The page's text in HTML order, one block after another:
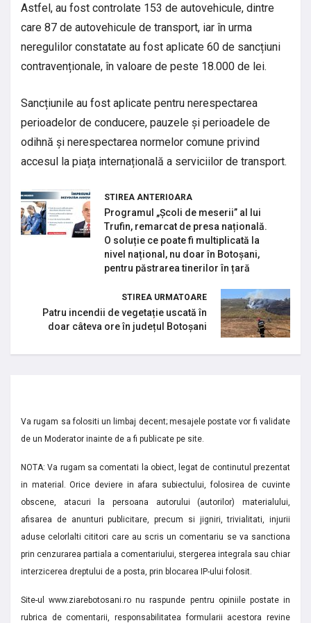
Astfel, au fost controlate 153 de autovehicule, dintre
care 87 de autovehicule de transport, iar în urma
neregulilor constatate au fost aplicate 60 de sancțiuni
contravenționale, în valoare de peste 18.000 de lei.
Sancțiunile au fost aplicate pentru nerespectarea
perioadelor de conducere, pauzele și perioadele de
odihnă și nerespectarea normelor comune privind
accesul la piața internațională a serviciilor de transport.
STIREA ANTERIOARA
Programul „Școli de meserii” al lui
Trufin, remarcat de presa națională.
O soluție ce poate fi multiplicată la
nivel național, nu doar în Botoșani,
pentru păstrarea tinerilor în țară
STIREA URMATOARE
Patru incendii de vegetație uscată în
doar câteva ore în județul Botoșani
Va rugam sa folositi un limbaj decent; mesajele postate vor fi validate
de un Moderator inainte de a fi publicate pe site.
NOTA: Va rugam sa comentati la obiect, legat de continutul prezentat
in material. Orice deviere in afara subiectului, folosirea de cuvinte
obscene, atacuri la persoana autorului (autorilor) materialului,
afisarea de anunturi publicitare, precum si jigniri, trivialitati, injurii
aduse celorlalti cititori care au scris un comentariu se va sanctiona
prin cenzurarea partiala a comentariului, stergerea integrala sau chiar
interzicerea dreptului de a posta, prin blocarea IP-ului folosit.
Site-ul www.ziarebotosani.ro nu raspunde pentru opiniile postate in
rubrica de comentarii, responsabilitatea formularii acestora revine